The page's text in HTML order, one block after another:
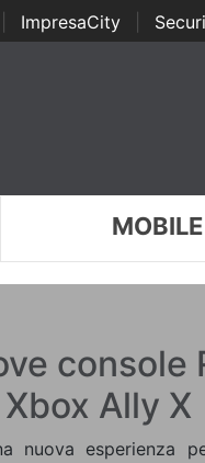
ImpresaCity
MOBILE
console
Ally X
nuova esperienza